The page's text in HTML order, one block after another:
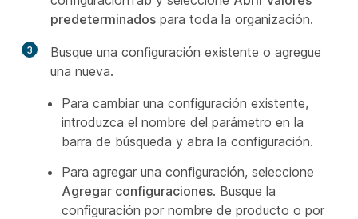
predeterminados para toda la organización.
3
Busque una configuración existente o agregue
una nueva.
Para cambiar una configuración existente,
introduzca el nombre del parámetro en la
barra de búsqueda y abra la configuración.
Para agregar una configuración, seleccione
Agregar configuraciones. Busque la
configuración por nombre de producto o por